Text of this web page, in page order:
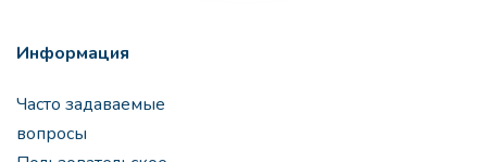
Информация
Часто задаваемые
вопросы